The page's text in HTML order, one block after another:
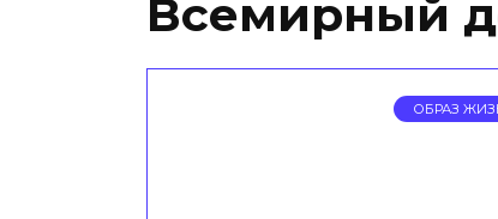
Всемирный
ОБРАЗ